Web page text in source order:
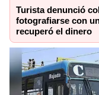
Turista denunció
fotografiarse con
recuperó el dinero